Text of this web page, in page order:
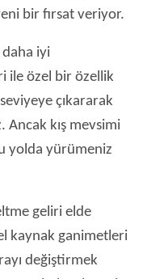
bir fırsat veriyor.
iyi
ile özel bir özellik
çıkararak
Ancak kış mevsimi
yolda yürümeniz
geliri elde
kaynak ganimetleri
değiştirmek